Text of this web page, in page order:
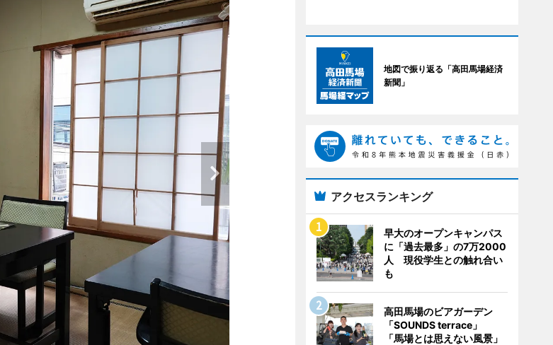
地図で振り返る「高田馬場経済
新聞」
アクセスランキング
早大のオープンキャンパス
に「過去最多」の7万2000
人 現役学生との触れ合い
も
高田馬場のビアガーデン
「SOUNDS terrace」
「馬場とは思えない風景」